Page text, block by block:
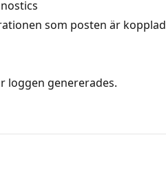
som posten är kopplad
loggen genererades.